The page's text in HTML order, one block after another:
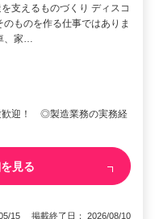
支えるものづくり ディスコ
ものを作る仕事ではありま
、家…
迎！ ◎製造業務の実務経
見る
15 掲載終了日： 2026/08/10